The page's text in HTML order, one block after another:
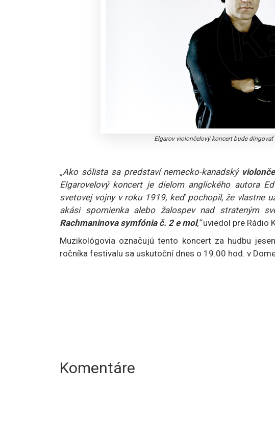
Elgarov violončelový koncert bude dirigovať
„Ako sólista sa predstaví nemecko-kanadský
Elgarovelový koncert je dielom anglického autora
svetovej vojny v roku 1919, keď pochopil, že vlastne
akási spomienka alebo žalospev nad strateným
Rachmaninova symfónia č. 2 e mol,“uviedol pre Rádio
Muzikológovia označujú tento koncert za hudbu
ročníka festivalu sa uskutoční dnes o 19.00 hod. v
Komentáre